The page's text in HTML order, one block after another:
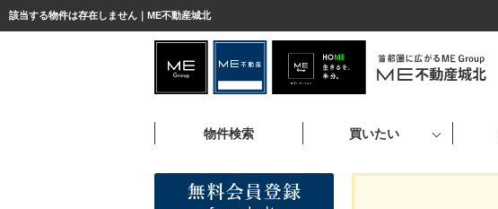
該当する物件は存在しません｜ME不動産城北
物件検索 買いたい